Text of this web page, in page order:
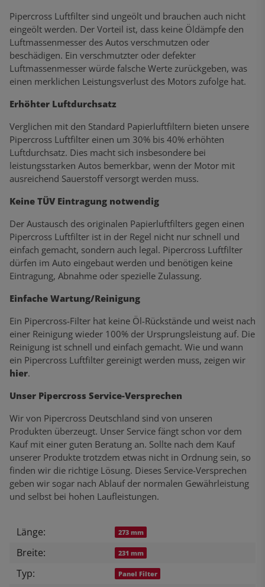
Pipercross Luftfilter sind ungeölt und brauchen auch nicht
eingeölt werden. Der Vorteil ist, dass keine Öldämpfe den
Luftmassenmesser des Autos verschmutzen oder
beschädigen. Ein verschmutzter oder defekter
Luftmassenmesser würde falsche Werte zurückgeben, was
einen merklichen Leistungsverlust des Motors zufolge hat.
Erhöhter Luftdurchsatz
Verglichen mit den Standard Papierluftfiltern bieten unsere
Pipercross Luftfilter einen um 30% bis 40% erhöhten
Luftdurchsatz. Dies macht sich insbesondere bei
leistungsstarken Autos bemerkbar, wenn der Motor mit
ausreichend Sauerstoff versorgt werden muss.
Keine TÜV Eintragung notwendig
Der Austausch des originalen Papierluftfilters gegen einen
Pipercross Luftfilter ist in der Regel nicht nur schnell und
einfach gemacht, sondern auch legal. Pipercross Luftfilter
dürfen im Auto eingebaut werden und benötigen keine
Eintragung, Abnahme oder spezielle Zulassung.
Einfache Wartung/Reinigung
Ein Pipercross-Filter hat keine Öl-Rückstände und weist nach
einer Reinigung wieder 100% der Ursprungsleistung auf. Die
Reinigung ist schnell und einfach gemacht. Wie und wann
ein Pipercross Luftfilter gereinigt werden muss, zeigen wir
hier.
Unser Pipercross Service-Versprechen
Wir von Pipercross Deutschland sind von unseren
Produkten überzeugt. Unser Service fängt schon vor dem
Kauf mit einer guten Beratung an. Sollte nach dem Kauf
unserer Produkte trotzdem etwas nicht in Ordnung sein, so
finden wir die richtige Lösung. Dieses Service-Versprechen
geben wir sogar nach Ablauf der normalen Gewährleistung
und selbst bei hohen Laufleistungen.
Produkteigenschaft
Wert
Länge: 273 mm
Breite: 231 mm
Typ: Panel Filter